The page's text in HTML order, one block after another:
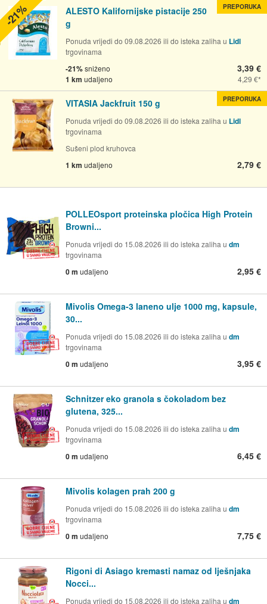
ALESTO Kalifornijske pistacije 250
g
Ponuda vrijedi do 09.08.2026 ili do isteka zaliha u Lidl
trgovinama
-21%sniženo
1 km udaljeno
3,39 €
4,29 €
PREPORUKA
-21%
VITASIA Jackfruit 150 g
Ponuda vrijedi do 09.08.2026 ili do isteka zaliha u Lidl
trgovinama
Sušeni plod kruhovca
1 km udaljeno 2,79 €
PREPORUKA
POLLEOsport proteinska pločica High Protein
Browni...
Ponuda vrijedi do 15.08.2026 ili do isteka zaliha u dm
trgovinama
0 m udaljeno 2,95 €
Mivolis Omega-3 laneno ulje 1000 mg, kapsule,
30...
Ponuda vrijedi do 15.08.2026 ili do isteka zaliha u dm
trgovinama
0 m udaljeno 3,95 €
Schnitzer eko granola s čokoladom bez
glutena, 325...
Ponuda vrijedi do 15.08.2026 ili do isteka zaliha u dm
trgovinama
0 m udaljeno 6,45 €
Mivolis kolagen prah 200 g
Ponuda vrijedi do 15.08.2026 ili do isteka zaliha u dm
trgovinama
0 m udaljeno 7,75 €
Rigoni di Asiago kremasti namaz od lješnjaka
Nocci...
Ponuda vrijedi do 15.08.2026 ili do isteka zaliha u dm